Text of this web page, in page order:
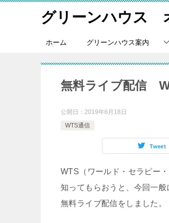
グリーンハウス
ホーム グリーンハウス案内
無料ライブ配信
公開日： 2019年6月18日
WTS通信
Tweet
WTS（ワールド・セラピー
知ってもらおうと、今回一般
無料ライブ配信をしました。